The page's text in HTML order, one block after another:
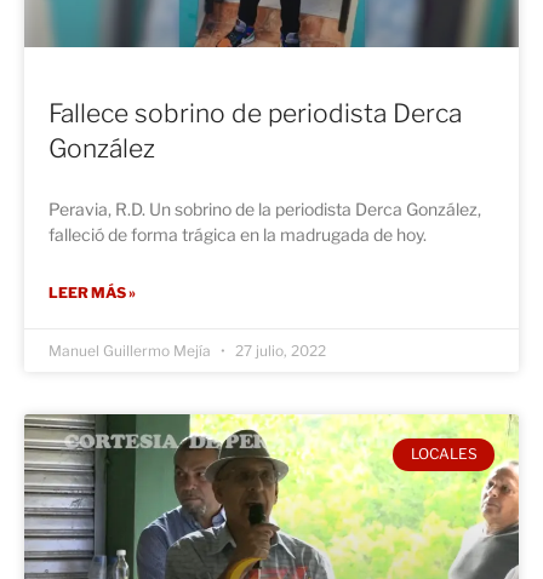
Fallece sobrino de periodista Derca
González
Peravia, R.D. Un sobrino de la periodista Derca González,
falleció de forma trágica en la madrugada de hoy.
LEER MÁS »
Manuel Guillermo Mejía 27 julio, 2022
LOCALES